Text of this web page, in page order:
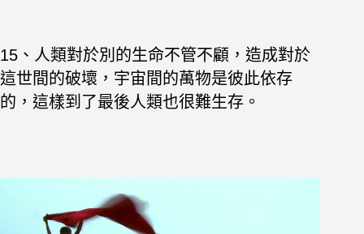
15、人類對於別的生命不管不顧，造成對於
這世間的破壞，宇宙間的萬物是彼此依存
的，這樣到了最後人類也很難生存。